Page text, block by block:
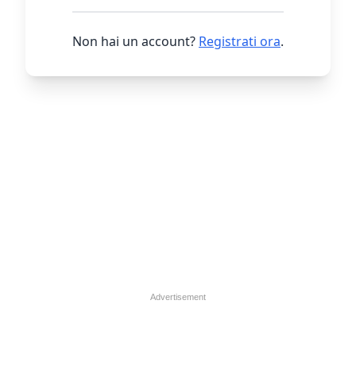
Non hai un account? Registrati ora.